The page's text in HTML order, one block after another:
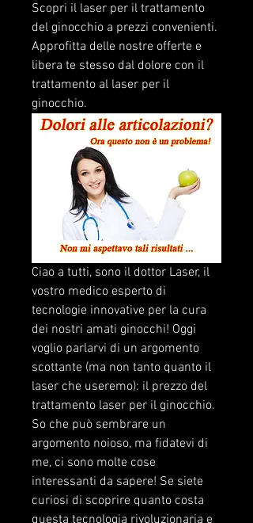
Scopri il laser per il trattamento
del ginocchio a prezzi convenienti.
Approfitta delle nostre offerte e
libera te stesso dal dolore con il
trattamento al laser per il
ginocchio.
Ciao a tutti, sono il dottor Laser, il
vostro medico esperto di
tecnologie innovative per la cura
dei nostri amati ginocchi! Oggi
voglio parlarvi di un argomento
scottante (ma non tanto quanto il
laser che useremo): il prezzo del
trattamento laser per il ginocchio.
So che può sembrare un
argomento noioso, ma fidatevi di
me, ci sono molte cose
interessanti da sapere! Se siete
curiosi di scoprire quanto costa